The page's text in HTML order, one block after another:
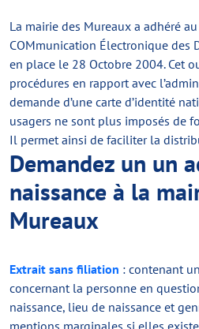
La mairie des Mureaux a adhéré au
COMmunication Électronique des
en place le 28 Octobre 2004. Cet
procédures en rapport avec
demande d’une carte d’identité
usagers ne sont plus imposés de
Il permet ainsi de faciliter la
Demandez un un
naissance à la
Mureaux
Extrait sans filiation : contenant
concernant la personne en
naissance, lieu de naissance et
mentions marginales si elles